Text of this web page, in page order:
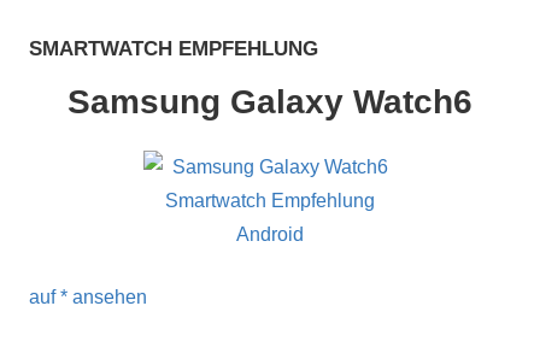
SMARTWATCH EMPFEHLUNG
Samsung Galaxy Watch6
auf* ansehen